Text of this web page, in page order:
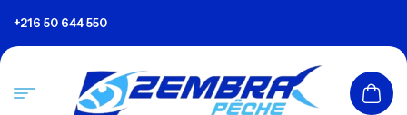
+216 50 644 550